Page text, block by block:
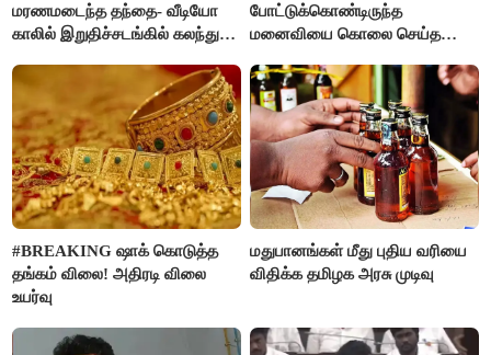
மரணமடைந்த தந்தை- வீடியோ
காலில் இறுதிச்சடங்கில் கலந்து
போட்டுக்கொண்டிருந்த
மனைவியை கொலை செய்த
#BREAKING ஷாக் கொடுத்த
தங்கம் விலை! அதிரடி விலை
உயர்வு
மதுபானங்கள் மீது புதிய வரியை
விதிக்க தமிழக அரசு முடிவு